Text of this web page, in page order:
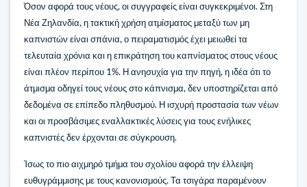
Όσον αφορά τους νέους, οι συγγραφείς είναι συγκεκριμένοι. Στη
Νέα Ζηλανδία, η τακτική χρήση ατμίσματος μεταξύ των μη
καπνιστών είναι σπάνια, ο πειραματισμός έχει μειωθεί τα
τελευταία χρόνια και η επικράτηση του καπνίσματος στους νέους
είναι πλέον περίπου 1%. Η ανησυχία για την πηγή, η ιδέα ότι το
άτμισμα οδηγεί τους νέους στο κάπνισμα, δεν υποστηρίζεται από
δεδομένα σε επίπεδο πληθυσμού. Η ισχυρή προστασία των νέων
και οι προσβάσιμες εναλλακτικές λύσεις για τους ενήλικες
καπνιστές δεν έρχονται σε σύγκρουση.
Ίσως το πιο αιχμηρό τμήμα του σχολίου αφορά την έλλειψη
ευθυγράμμισης με τους κανονισμούς. Τα τσιγάρα παραμένουν